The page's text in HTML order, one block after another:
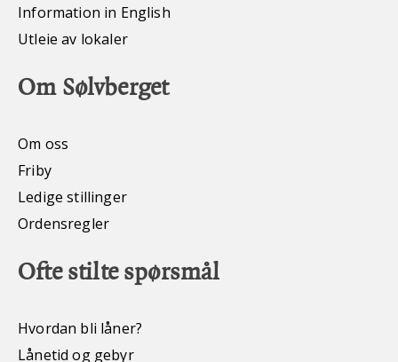
Information in English
Utleie av lokaler
Om Sølvberget
Om oss
Friby
Ledige stillinger
Ordensregler
Ofte stilte spørsmål
Hvordan bli låner?
Lånetid og gebyr